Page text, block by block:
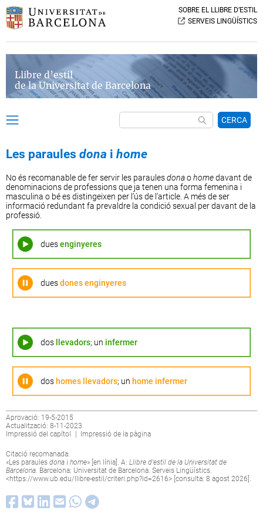
SOBRE EL LLIBRE D’ESTIL
SERVEIS LINGÜÍSTICS
Llibre d’estil
de la Universitat de Barcelona
CERCA
Les paraules dona i home
No és recomanable de fer servir les paraulesdonaohomedavant de
denominacions de professions que ja tenen una forma femenina i
masculina o bé es distingeixen per l’ús de l’article. A més de ser
informació redundant fa prevaldre la condició sexual per davant de la
professió.
duesenginyeres
duesdones enginyeres
dos llevadors; un infermer
dos homes llevadors; un home infermer
Aprovació: 19-5-2015
Actualització: 8-11-2023
Impressió del capítol
| Impressió de la pàgina
Citació recomanada:
«Les paraules dona i home» [en línia]. A: Llibre d’estil de la Universitat de
Barcelona. Barcelona: Universitat de Barcelona. Serveis Lingüístics.
<https://www.ub.edu/llibre-estil/criteri.php?id=2616> [consulta: 8 agost 2026].